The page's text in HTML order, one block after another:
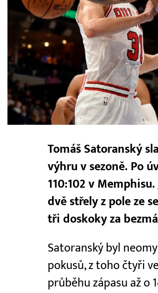
Tomáš Satoranský
výhru v sezoně. Po
110:102 v
dvě střely z pole ze
tři doskoky za
Satoranský byl
pokusů, z toho čtyři
průběhu zápasu až o